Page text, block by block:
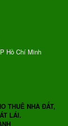
Hồ Chí Minh
THUÊ NHÀ ĐẤT,
LÁI.